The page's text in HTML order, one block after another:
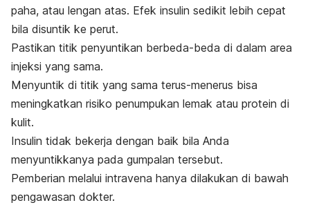
paha, atau lengan atas. Efek insulin sedikit lebih cepat
bila disuntik ke perut.
Pastikan titik penyuntikan berbeda-beda di dalam area
injeksi yang sama.
Menyuntik di titik yang sama terus-menerus bisa
meningkatkan risiko penumpukan lemak atau protein di
kulit.
Insulin tidak bekerja dengan baik bila Anda
menyuntikkanya pada gumpalan tersebut.
Pemberian melalui intravena hanya dilakukan di bawah
pengawasan dokter.